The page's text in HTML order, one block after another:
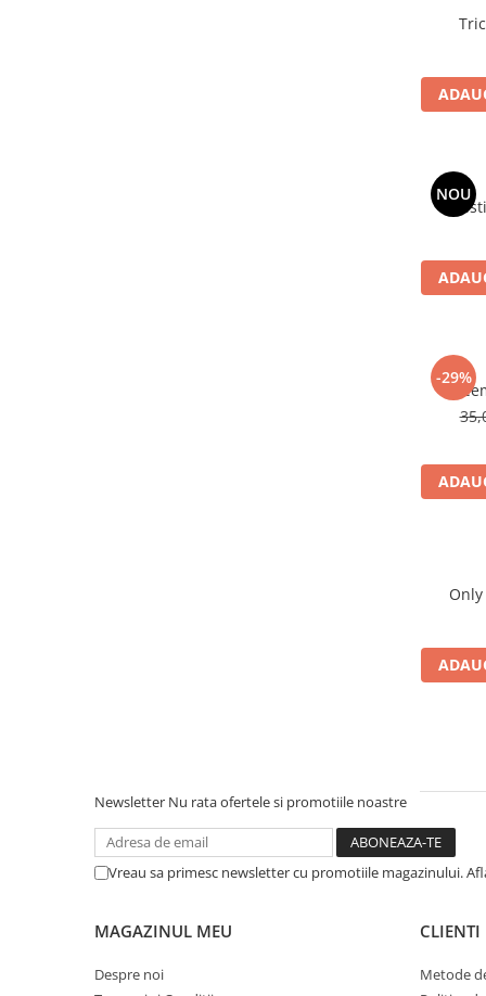
NOU
-29%
Newsletter Nu rata ofertele si promotiile noastre
Vreau sa primesc newsletter cu promotiile magazinului.
MAGAZINUL MEU
Despre noi
CLIENTI
Metode